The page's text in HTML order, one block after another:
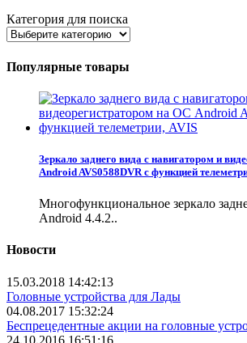
Категория для поиска
Популярные товары
Зеркало заднего вида с навигатором и
Android AVS0588DVR с функцией
Многофункциональное зеркало
Android 4.4.2..
Новости
15.03.2018 14:42:13
Головные устройства для Лады
04.08.2017 15:32:24
Беспрецедентные акции на головные
24.10.2016 16:51:16